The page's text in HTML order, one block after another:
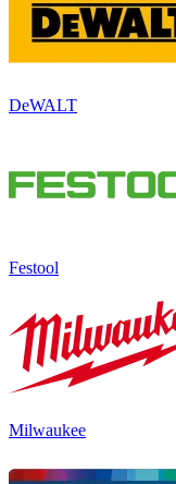
DeWALT
Festool
Milwaukee